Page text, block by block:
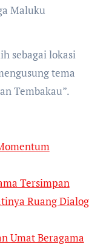
Maluku
sebagai lokasi
tema
Tembakau”.
Tersimpan
Ruang Dialog
Umat Beragama